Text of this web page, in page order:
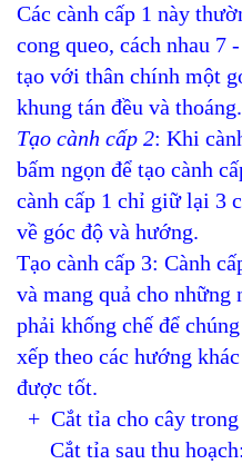
Các cành cấp 1 này
cong queo, cách nhau 7
tạo với thân chính một
khung tán đều và thoáng.
Tạo cành cấp 2: Khi
bấm ngọn để tạo cành
cành cấp 1 chỉ giữ lại 3
về góc độ và hướng.
Tạo cành cấp 3: Cành
và mang quả cho những
phải khống chế để
xếp theo các hướng
được tốt.
+ Cắt tỉa cho cây
Cắt tỉa sau thu